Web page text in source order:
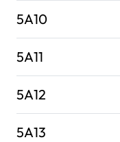
5A10
5A11
5A12
5A13